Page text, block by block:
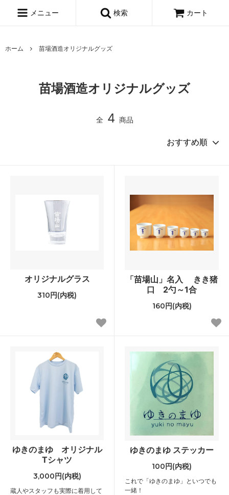
メニュー 検索 カート
ホーム 苗場酒造オリジナルグッズ
苗場酒造オリジナルグッズ
全 4 商品
オリジナルグラス
310円(内税)
「苗場山」名入 きき猪
口 2勺～1合
160円(内税)
ゆきのまゆ オリジナル
Tシャツ
3,000円(内税)
蔵人やスタッフも実際に着用して
ゆきのまゆ ステッカー
100円(内税)
これで「ゆきのまゆ」といつでも
一緒！